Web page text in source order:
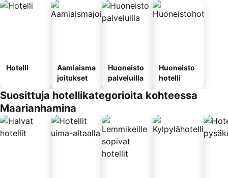
Hotelli
Aamiaisma
joitukset
Huoneisto
palveluilla
Huoneisto
hotelli
Suosittuja hotellikategorioita kohteessa
Maarianhamina